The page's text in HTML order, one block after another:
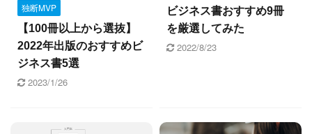
独断MVP
【100冊以上から選抜】
2022年出版のおすすめビ
ジネス書5選
2023/1/26
ビジネス書おすすめ9冊
を厳選してみた
2022/8/23